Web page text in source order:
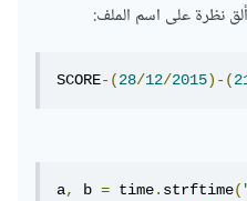
نظرة على اسم الملف:
SCORE-(28/12/2015)-(
a, b = time.strftime(